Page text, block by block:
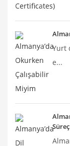
Yurt
e...
Süreç